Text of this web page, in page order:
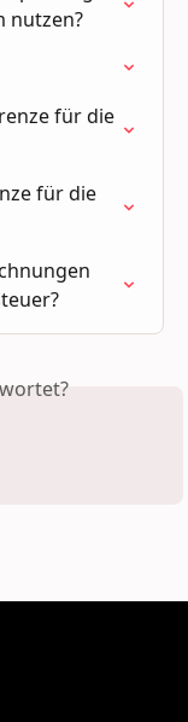
nutzen?
für die
für die